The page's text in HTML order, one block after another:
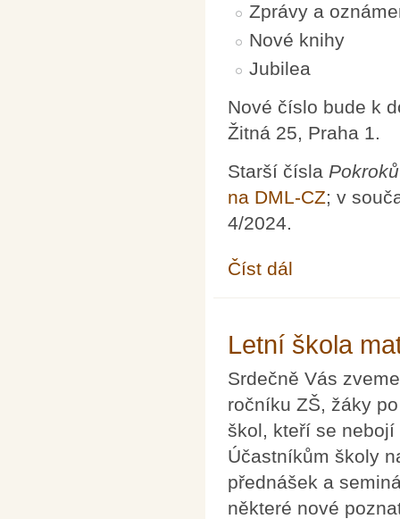
Zprávy a
Nové knihy
Jubilea
Nové číslo bude k
Žitná 25, Praha 1.
Starší čísla
na DML-CZ; v
4/2024.
Číst dál
Letní škola
Srdečně Vás
ročníku ZŠ, žáky
škol, kteří se
Účastníkům školy
přednášek a
některé nové